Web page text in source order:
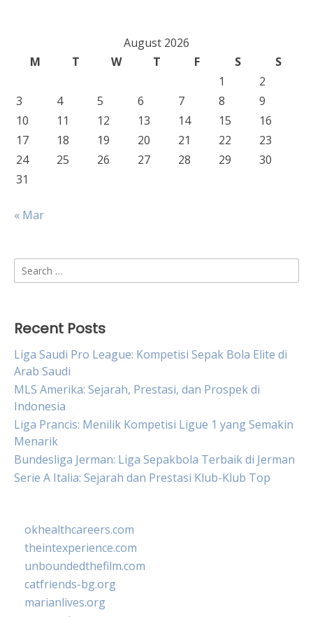
August 2026
M
T W T F S
S
1
2
3
4 5 6 7 8
9
10
11 12 13 14 15
16
17
18 19 20 21 22
23
24
25 26 27 28 29
30
31
« Mar
Search
for:
Recent Posts
Liga Saudi Pro League: Kompetisi Sepak Bola Elite di
Arab Saudi
MLS Amerika: Sejarah, Prestasi, dan Prospek di
Indonesia
Liga Prancis: Menilik Kompetisi Ligue 1 yang Semakin
Menarik
Bundesliga Jerman: Liga Sepakbola Terbaik di Jerman
Serie A Italia: Sejarah dan Prestasi Klub-Klub Top
okhealthcareers.com
theintexperience.com
unboundedthefilm.com
catfriends-bg.org
marianlives.org